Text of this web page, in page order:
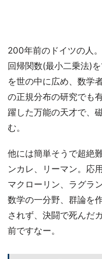
200年前のドイツの人
回帰関数(最小二乗法)
を世の中に広め、数学
の正規分布の研究でも
躍した万能の天才で、
む。
他には簡単そうで超絶
ンカレ、リーマン。応
マクローリン、ラグラ
数学の一分野、群論を
されず、決闘で死んだ
前ですなー。